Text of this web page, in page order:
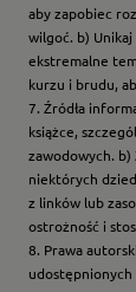
aby zapobiec
wilgoć. b)
ekstremalne
kurzu i brudu,
7. Źródła
książce,
zawodowych.
niektórych
z linków lub
ostrożność i
8. Prawa
udostępnionych